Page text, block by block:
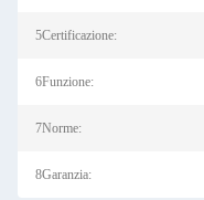
5Certificazione:
6Funzione:
7Norme:
8Garanzia: